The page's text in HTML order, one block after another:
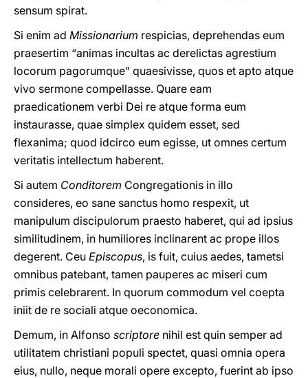
sensum spirat.
Si enim ad Missionarium respicias, deprehendas eum
praesertim “animas incultas ac derelictas agrestium
locorum pagorumque” quaesivisse, quos et apto atque
vivo sermone compellasse. Quare eam
praedicationem verbi Dei re atque forma eum
instaurasse, quae simplex quidem esset, sed
flexanima; quod idcirco eum egisse, ut omnes certum
veritatis intellectum haberent.
Si autem Conditorem Congregationis in illo
consideres, eo sane sanctus homo respexit, ut
manipulum discipulorum praesto haberet, qui ad ipsius
similitudinem, in humiliores inclinarent ac prope illos
degerent. Ceu Episcopus, is fuit, cuius aedes, tametsi
omnibus patebant, tamen pauperes ac miseri cum
primis celebrarent. In quorum commodum vel coepta
iniit de re sociali atque oeconomica.
Demum, in Alfonso scriptore nihil est quin semper ad
utilitatem christiani populi spectet, quasi omnia opera
eius, nullo, neque morali opere excepto, fuerint ab ipso